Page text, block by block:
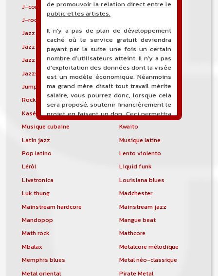
J-core
J-pop
J-rock
Jazz blues
Jazz modal
Jazz Nouvelle-Orléans
Jazz punk
Jazz vocal
Jazz-funk
Jazzstep
Jersey club
Jump blues
Jump-up
Rock canadien
Kansas City blues
Kasékò
Kizomba
Musique cubaine
Kwaito
Latin jazz
Musique latine
Pop latino
Lento violento
Léròl
Liquid funk
Livetronica
Louisiana blues
Luk thung
Madchester
Mainstream hardcore
Mainstream jazz
Mandopop
Mangue beat
Math rock
Mathcore
Mbalax
Metalcore mélodique
Memphis blues
Metal néo-classique
Metal oriental
Pirate Metal
de promouvoir la relation direct entre le
public et les artistes.
Il n'y a pas de plan de développement
caché où le service gratuit deviendra
payant par la suite une fois un certain
nombre d'utilisateurs atteint. Il n'y a pas
d'exploitation des données dont la visée
est un modèle économique. Néanmoins
ma grand mère disait tout travail mérite
salaire, vous pourrez donc, lorsque cela
sera proposé, soutenir financièrement le
projet en faisant un don. Ceci permettra
de financer l'hébergement, le nom de
de développement du site, et peut-être
une campagne de communication. Il va
comptabilité sera totalement publique
visible directement sur le site.
Un nouveau service de petites annonces
pour musicien vous est proposé sur le
site. Ce service permet, lorsque vous
êtes musiciens ou un groupe, un
orchestre, DJ, etc... de chercher un/des